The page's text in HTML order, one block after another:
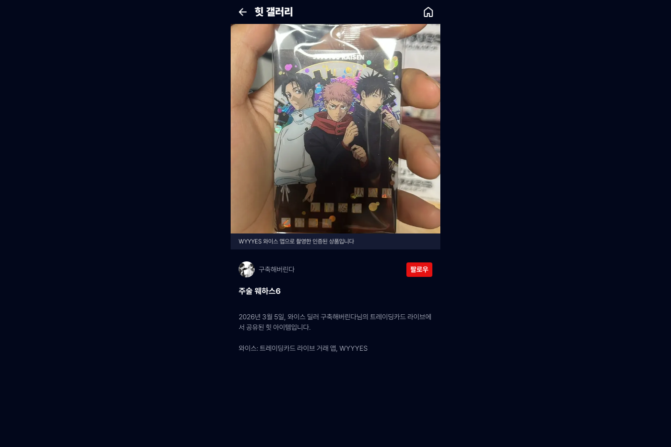
힛 갤러리
WYYYES 와이스 앱으로 촬영한 인증된 상품입니다
구축해버린다 팔로우
주술 웨하스6
2026년 3월 5일, 와이스 딜러 구축해버린다님의 트레이딩카드 라이브에
서 공유된 힛 아이템입니다.
와이스: 트레이딩카드 라이브 거래 앱, WYYYES